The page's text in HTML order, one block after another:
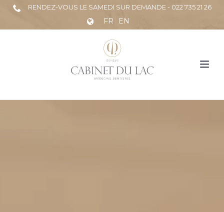
RENDEZ-VOUS LE SAMEDI SUR DEMANDE - 022 735 21 26
FR EN